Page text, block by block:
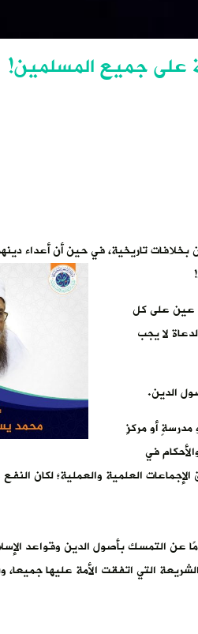
على جميع المسلمين!
تاريخية، في حين أن أعداء
عين على كل
لا يجب
الدين.
أو مركزٍ
في
العلمية والعملية؛ لكان
عن التمسك بأصول الدين وقواعد
التي اتفقت الأمة عليها جميعا،